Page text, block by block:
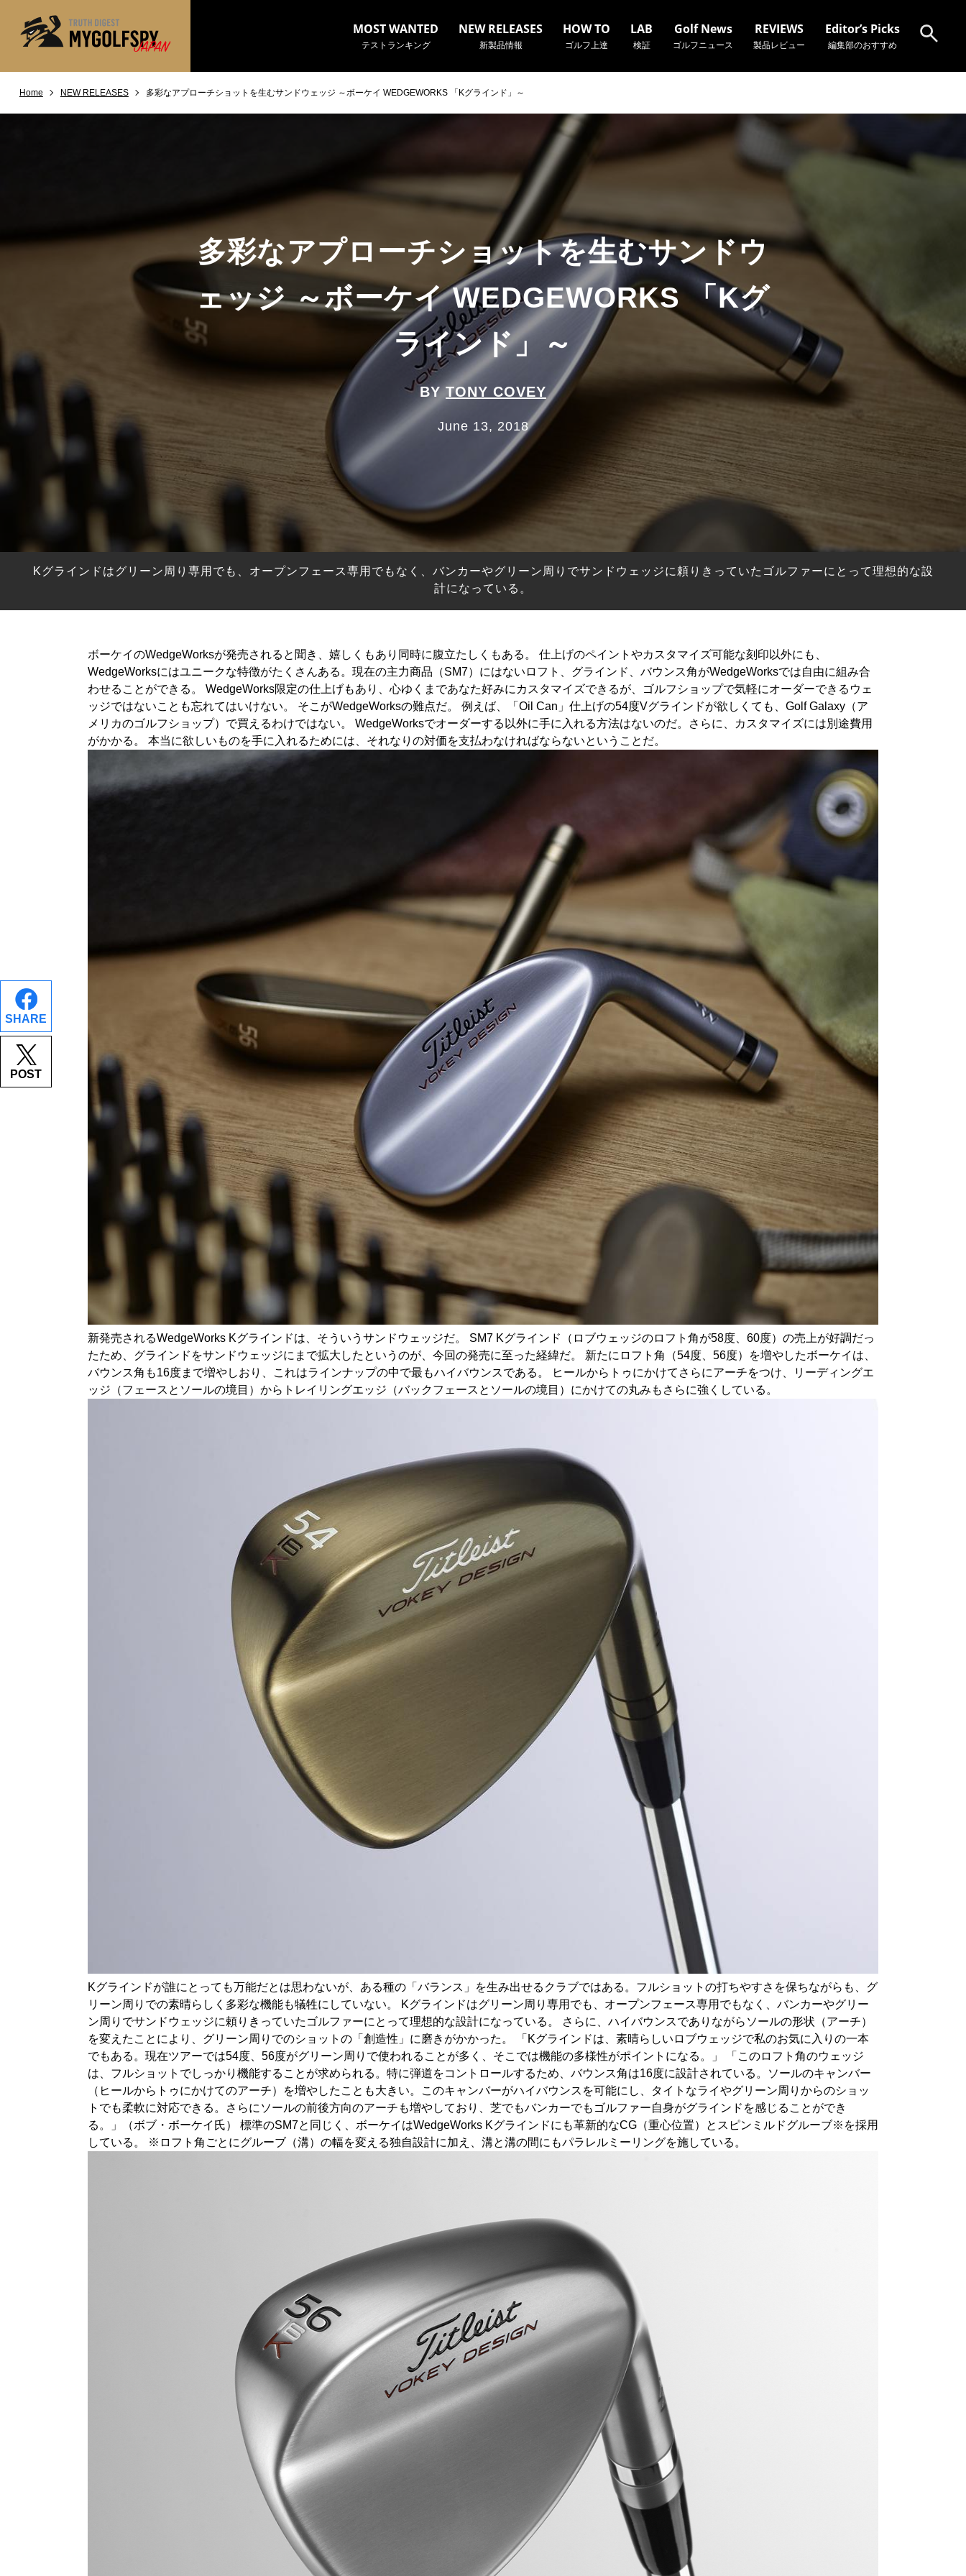
MOST WANTED
テストランキング
NEW RELEASES
新製品情報
HOW TO
ゴルフ上達
LAB
検証
Golf News
ゴルフニュース
REVIEWS
製品レビュー
Editor’s Picks
編集部のおすすめ
Home NEW RELEASES 多彩なアプローチショットを生むサンドウェッジ ～ボーケイ WEDGEWORKS 「Kグラインド」～
SHARE
POST
多彩なアプローチショットを生むサンドウ
ェッジ ～ボーケイ WEDGEWORKS 「Kグ
ラインド」～
BYTONY COVEY
June 13, 2018
Kグラインドはグリーン周り専用でも、オープンフェース専用でもなく、バンカーやグリーン周りでサンドウェッジに頼りきっていたゴルファーにとって理想的な設
計になっている。
ボーケイのWedgeWorksが発売されると聞き、嬉しくもあり同時に腹立たしくもある。 仕上げのペイントやカスタマイズ可能な刻印以外にも、
WedgeWorksにはユニークな特徴がたくさんある。現在の主力商品（SM7）にはないロフト、グラインド、バウンス角がWedgeWorksでは自由に組み合
わせることができる。 WedgeWorks限定の仕上げもあり、心ゆくまであなた好みにカスタマイズできるが、ゴルフショップで気軽にオーダーできるウェ
ッジではないことも忘れてはいけない。 そこがWedgeWorksの難点だ。 例えば、「Oil Can」仕上げの54度Vグラインドが欲しくても、Golf Galaxy（ア
メリカのゴルフショップ）で買えるわけではない。 WedgeWorksでオーダーする以外に手に入れる方法はないのだ。さらに、カスタマイズには別途費用
がかかる。 本当に欲しいものを手に入れるためには、それなりの対価を支払わなければならないということだ。
新発売されるWedgeWorks Kグラインドは、そういうサンドウェッジだ。 SM7 Kグラインド（ロブウェッジのロフト角が58度、60度）の売上が好調だっ
たため、グラインドをサンドウェッジにまで拡大したというのが、今回の発売に至った経緯だ。 新たにロフト角（54度、56度）を増やしたボーケイは、
バウンス角も16度まで増やしおり、これはラインナップの中で最もハイバウンスである。 ヒールからトゥにかけてさらにアーチをつけ、リーディングエ
ッジ（フェースとソールの境目）からトレイリングエッジ（バックフェースとソールの境目）にかけての丸みもさらに強くしている。
Kグラインドが誰にとっても万能だとは思わないが、ある種の「バランス」を生み出せるクラブではある。フルショットの打ちやすさを保ちながらも、グ
リーン周りでの素晴らしく多彩な機能も犠牲にしていない。 Kグラインドはグリーン周り専用でも、オープンフェース専用でもなく、バンカーやグリー
ン周りでサンドウェッジに頼りきっていたゴルファーにとって理想的な設計になっている。 さらに、ハイバウンスでありながらソールの形状（アーチ）
を変えたことにより、グリーン周りでのショットの「創造性」に磨きがかかった。 「Kグラインドは、素晴らしいロブウェッジで私のお気に入りの一本
でもある。現在ツアーでは54度、56度がグリーン周りで使われることが多く、そこでは機能の多様性がポイントになる。」 「このロフト角のウェッジ
は、フルショットでしっかり機能することが求められる。特に弾道をコントロールするため、バウンス角は16度に設計されている。ソールのキャンバー
（ヒールからトゥにかけてのアーチ）を増やしたことも大きい。このキャンバーがハイバウンスを可能にし、タイトなライやグリーン周りからのショッ
トでも柔軟に対応できる。さらにソールの前後方向のアーチも増やしており、芝でもバンカーでもゴルファー自身がグラインドを感じることができ
る。」（ボブ・ボーケイ氏） 標準のSM7と同じく、ボーケイはWedgeWorks Kグラインドにも革新的なCG（重心位置）とスピンミルドグルーブ※を採用
している。 ※ロフト角ごとにグルーブ（溝）の幅を変える独自設計に加え、溝と溝の間にもパラレルミーリングを施している。
MOST WANTED
ドライバー
IRONS
パター
OTHER その他
編集部のおすすめ
Our Team 私たちのチーム
Our Mission 私たちの使命
※メーカー名やクラブ名など、検索したい事柄を入力してください。